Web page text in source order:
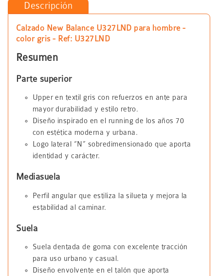
Descripción
Calzado New Balance U327LND para hombre -
color gris - Ref: U327LND
Resumen
Parte superior
Upper en textil gris con refuerzos en ante para
mayor durabilidad y estilo retro.
Diseño inspirado en el running de los años 70
con estética moderna y urbana.
Logo lateral “N” sobredimensionado que aporta
identidad y carácter.
Mediasuela
Perfil angular que estiliza la silueta y mejora la
estabilidad al caminar.
Suela
Suela dentada de goma con excelente tracción
para uso urbano y casual.
Diseño envolvente en el talón que aporta